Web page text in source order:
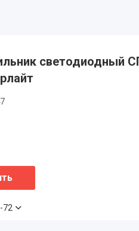
светодиодный
72